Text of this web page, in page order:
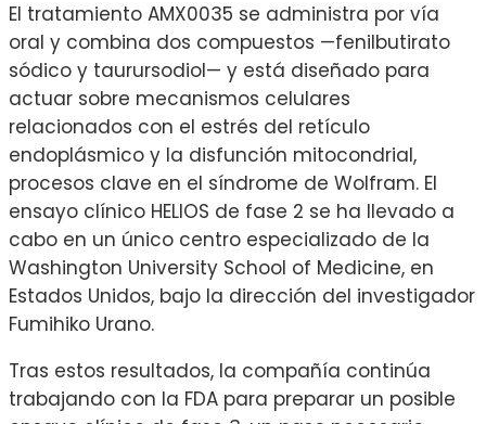
El tratamiento AMX0035 se administra por vía
oral y combina dos compuestos —fenilbutirato
sódico y taurursodiol— y está diseñado para
actuar sobre mecanismos celulares
relacionados con el estrés del retículo
endoplásmico y la disfunción mitocondrial,
procesos clave en el síndrome de Wolfram. El
ensayo clínico HELIOS de fase 2 se ha llevado a
cabo en un único centro especializado de la
Washington University School of Medicine, en
Estados Unidos, bajo la dirección del investigador
Fumihiko Urano.
Tras estos resultados, la compañía continúa
trabajando con la FDA para preparar un posible